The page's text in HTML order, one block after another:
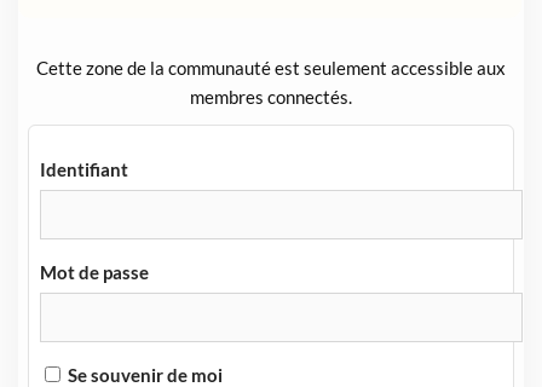
Cette zone de la communauté est seulement accessible aux
membres connectés.
Identifiant
Mot de passe
Se souvenir de moi